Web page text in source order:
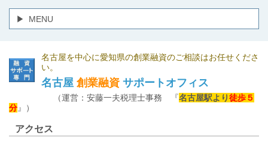
MENU
名古屋を中心に愛知県の創業融資のご相談はお任せくださ
い。
名古屋 創業融資 サポートオフィス
（運営：安藤一夫税理士事務 『名古屋駅より徒歩５
分』）
アクセス